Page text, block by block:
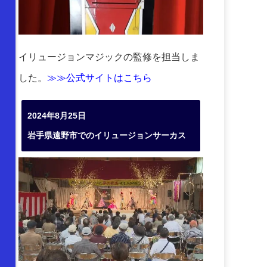
イリュージョンマジックの監修を担当しま
した。 ≫≫公式サイトはこちら
2024年8月25日
岩手県遠野市でのイリュージョンサーカス